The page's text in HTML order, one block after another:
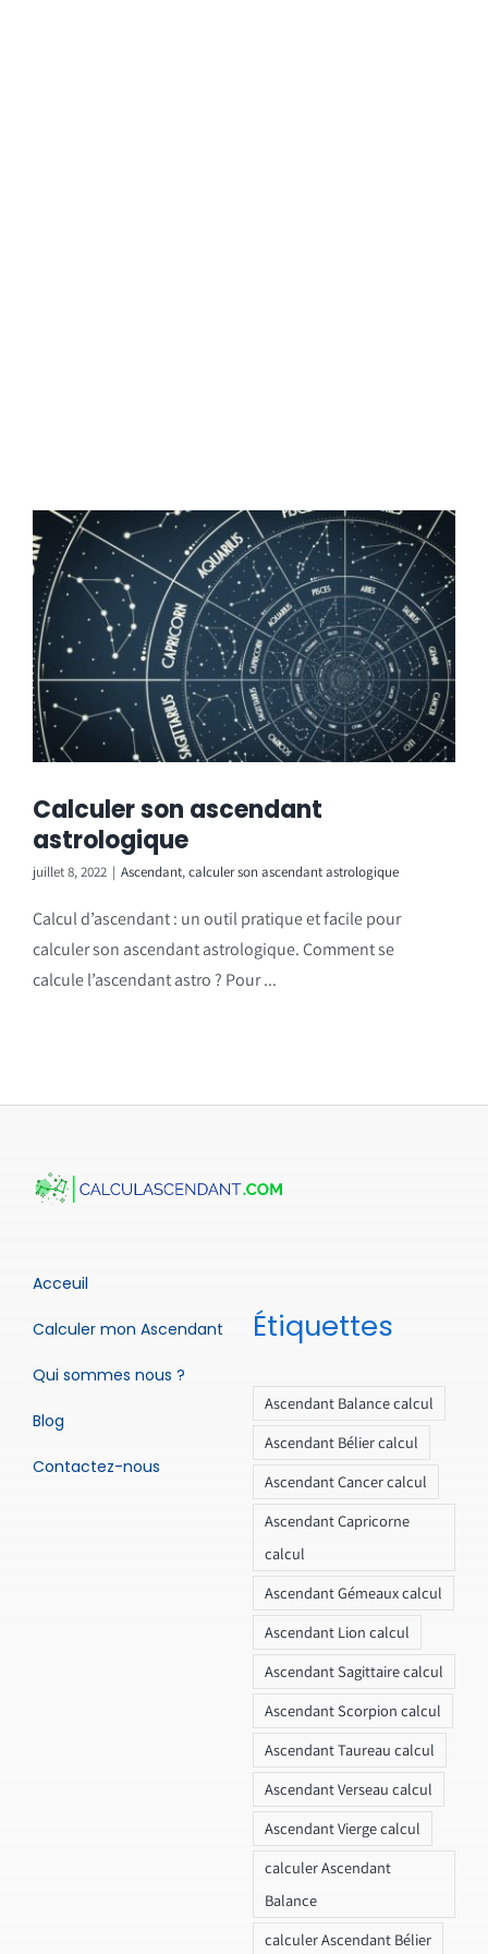
Calculer son ascendant
astrologique
juillet 8, 2022 | Ascendant,calculer son ascendant astrologique
Calcul d’ascendant : un outil pratique et facile pour
calculer son ascendant astrologique. Comment se
calcule l’ascendant astro ? Pour ...
Acceuil
Calculer mon Ascendant
Qui sommes nous ?
Blog
Contactez-nous
Étiquettes
Ascendant Balance calcul
Ascendant Bélier calcul
Ascendant Cancer calcul
Ascendant Capricorne
calcul
Ascendant Gémeaux calcul
Ascendant Lion calcul
Ascendant Sagittaire calcul
Ascendant Scorpion calcul
Ascendant Taureau calcul
Ascendant Verseau calcul
Ascendant Vierge calcul
calculer Ascendant
Balance
calculer Ascendant Bélier